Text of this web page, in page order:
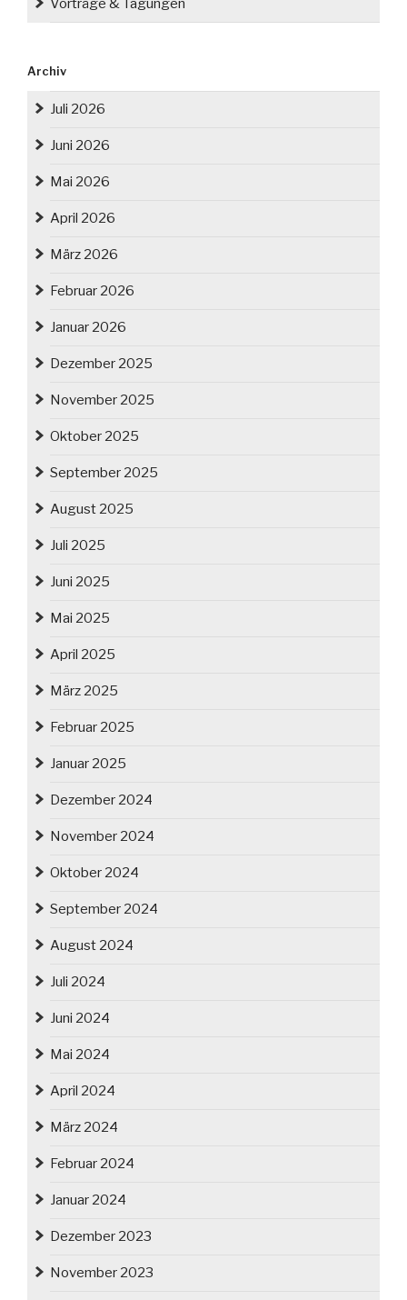
Vorträge & Tagungen
Archiv
Juli 2026
Juni 2026
Mai 2026
April 2026
März 2026
Februar 2026
Januar 2026
Dezember 2025
November 2025
Oktober 2025
September 2025
August 2025
Juli 2025
Juni 2025
Mai 2025
April 2025
März 2025
Februar 2025
Januar 2025
Dezember 2024
November 2024
Oktober 2024
September 2024
August 2024
Juli 2024
Juni 2024
Mai 2024
April 2024
März 2024
Februar 2024
Januar 2024
Dezember 2023
November 2023